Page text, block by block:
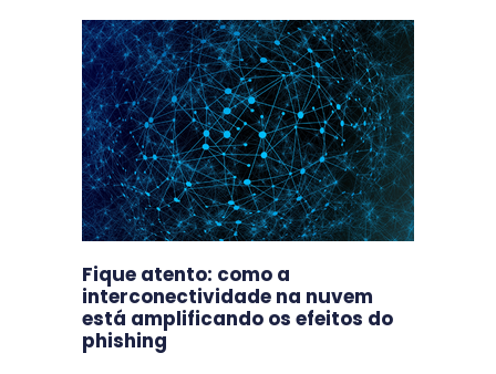
Fique atento: como a
interconectividade na nuvem
está amplificando os efeitos do
phishing